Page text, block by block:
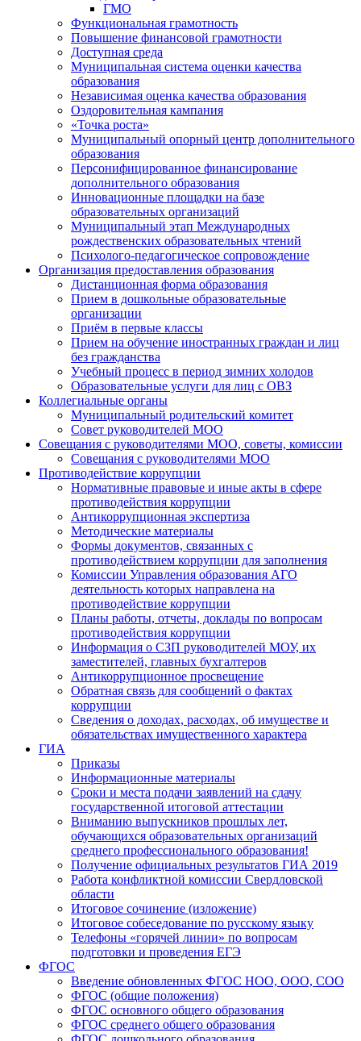
ГМО
Функциональная грамотность
Повышение финансовой грамотности
Доступная среда
Муниципальная система оценки качества
образования
Независимая оценка качества образования
Оздоровительная кампания
«Точка роста»
Муниципальный опорный центр дополнительного
образования
Персонифицированное финансирование
дополнительного образования
Инновационные площадки на базе
образовательных организаций
Муниципальный этап Международных
рождественских образовательных чтений
Психолого-педагогическое сопровождение
Организация предоставления образования
Дистанционная форма образования
Прием в дошкольные образовательные
организации
Приём в первые классы
Прием на обучение иностранных граждан и лиц
без гражданства
Учебный процесс в период зимних холодов
Образовательные услуги для лиц с ОВЗ
Коллегиальные органы
Муниципальный родительский комитет
Совет руководителей МОО
Совещания с руководителями МОО, советы, комиссии
Совещания с руководителями МОО
Противодействие коррупции
Нормативные правовые и иные акты в сфере
противодействия коррупции
Антикоррупционная экспертиза
Методические материалы
Формы документов, связанных с
противодействием коррупции для заполнения
Комиссии Управления образования АГО
деятельность которых направлена на
противодействие коррупции
Планы работы, отчеты, доклады по вопросам
противодействия коррупции
Информация о СЗП руководителей МОУ, их
заместителей, главных бухгалтеров
Антикоррупционное просвещение
Обратная связь для сообщений о фактах
коррупции
Сведения о доходах, расходах, об имуществе и
обязательствах имущественного характера
ГИА
Приказы
Информационные материалы
Сроки и места подачи заявлений на сдачу
государственной итоговой аттестации
Вниманию выпускников прошлых лет,
обучающихся образовательных организаций
среднего профессионального образования!
Получение официальных результатов ГИА 2019
Работа конфликтной комиссии Свердловской
области
Итоговое сочинение (изложение)
Итоговое собеседование по русскому языку
Телефоны «горячей линии» по вопросам
подготовки и проведения ЕГЭ
ФГОС
Введение обновленных ФГОС НОО, ООО, СОО
ФГОС (общие положения)
ФГОС основного общего образования
ФГОС среднего общего образования